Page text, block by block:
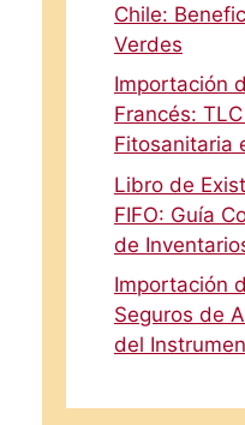
Chile:
Verdes
Importación
Francés:
Fitosanitaria
Libro de
FIFO: Guía
de
Importación
Seguros de
del